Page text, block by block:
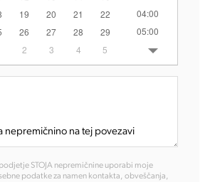
19 20 21
22
26 27 28
29
2 3 4 5
04:00
05:00
06:00
07:00
13:00
STOJA nepremičnine uporabi moje
podatke za namen kontakta, obveščanja,